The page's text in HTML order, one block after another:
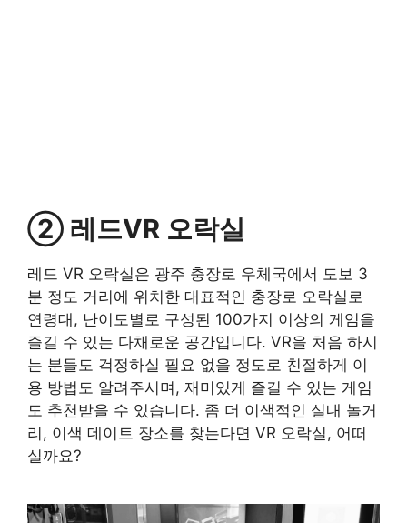
② 레드VR 오락실
레드 VR 오락실은 광주 충장로 우체국에서 도보 3
분 정도 거리에 위치한 대표적인 충장로 오락실로
연령대, 난이도별로 구성된 100가지 이상의 게임을
즐길 수 있는 다채로운 공간입니다. VR을 처음 하시
는 분들도 걱정하실 필요 없을 정도로 친절하게 이
용 방법도 알려주시며, 재미있게 즐길 수 있는 게임
도 추천받을 수 있습니다. 좀 더 이색적인 실내 놀거
리, 이색 데이트 장소를 찾는다면 VR 오락실, 어떠
실까요?